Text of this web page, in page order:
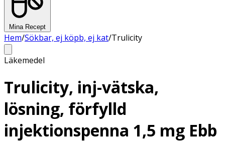
Mina Recept
Hem/Sökbar, ej köpb, ej kat/Trulicity
Läkemedel
Trulicity, inj-vätska,
lösning, förfylld
injektionspenna 1,5 mg Ebb